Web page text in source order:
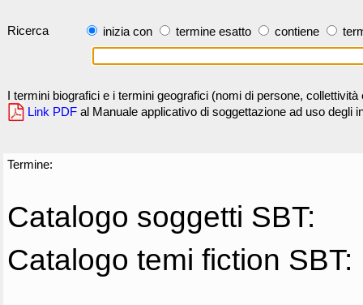
Ricerca inizia con termine esatto contiene
I termini biografici e i termini geografici (nomi di persone,
Link PDF al Manuale applicativo di soggettazione ad uso degli
Termine:
Catalogo soggetti SBT:
Catalogo temi fiction SBT: